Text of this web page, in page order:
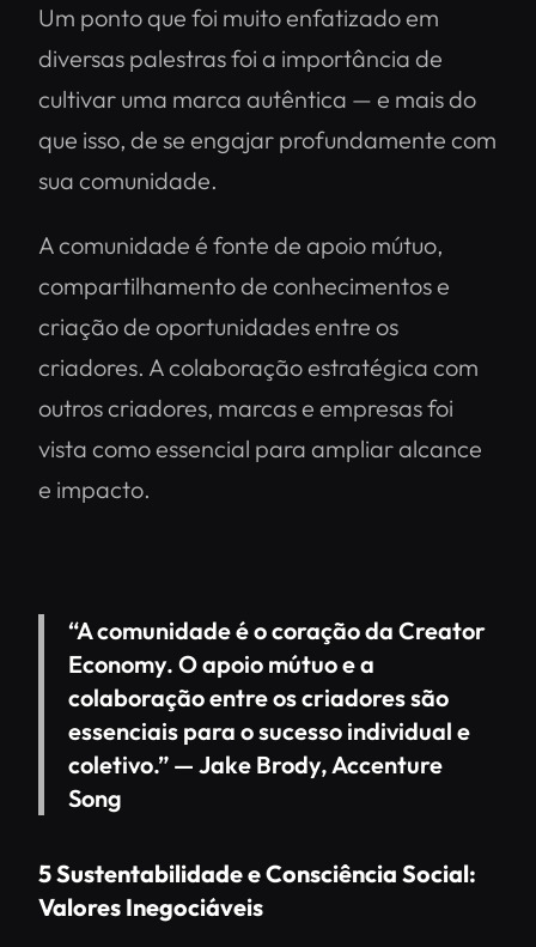
Um ponto que foi muito enfatizado em
diversas palestras foi a importância de
cultivar uma marca autêntica — e mais do
que isso, de se engajar profundamente com
sua comunidade.
A comunidade é fonte de apoio mútuo,
compartilhamento de conhecimentos e
criação de oportunidades entre os
criadores. A colaboração estratégica com
outros criadores, marcas e empresas foi
vista como essencial para ampliar alcance
e impacto.
“A comunidade é o coração da Creator
Economy. O apoio mútuo e a
colaboração entre os criadores são
essenciais para o sucesso individual e
coletivo.” — Jake Brody, Accenture
Song
5Sustentabilidade e Consciência Social:
Valores Inegociáveis